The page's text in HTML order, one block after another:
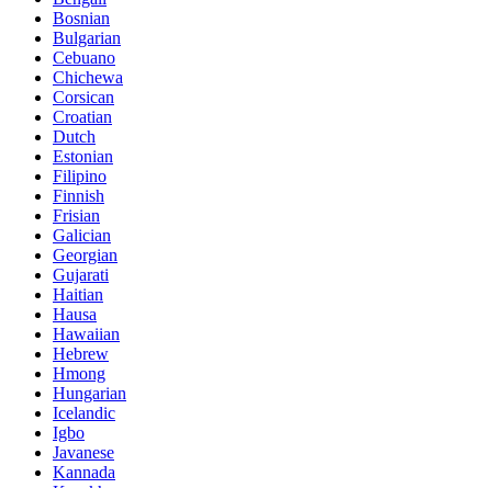
Bosnian
Bulgarian
Cebuano
Chichewa
Corsican
Croatian
Dutch
Estonian
Filipino
Finnish
Frisian
Galician
Georgian
Gujarati
Haitian
Hausa
Hawaiian
Hebrew
Hmong
Hungarian
Icelandic
Igbo
Javanese
Kannada